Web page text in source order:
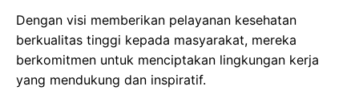
Dengan visi memberikan pelayanan kesehatan
berkualitas tinggi kepada masyarakat, mereka
berkomitmen untuk menciptakan lingkungan kerja
yang mendukung dan inspiratif.